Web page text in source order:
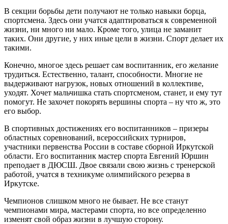
В секции борьбы дети получают не только навыки борца,
спортсмена. Здесь они учатся адаптироваться к современной
жизни, ни много ни мало. Кроме того, улица не заманит
таких. Они другие, у них иные цели в жизни. Спорт делает их
такими.
Конечно, многое здесь решает сам воспитанник, его желание
трудиться. Естественно, талант, способности. Многие не
выдерживают нагрузок, новых отношений в коллективе,
уходят. Хочет мальчишка стать спортсменом, станет, и ему тут
помогут. Не захочет покорять вершины спорта – ну что ж, это
его выбор.
В спортивных достижениях его воспитанников – призеры
областных соревнований, всероссийских турниров,
участники первенства России в составе сборной Иркутской
области. Его воспитанник мастер спорта Евгений Юршин
преподает в ДЮСШ. Двое связали свою жизнь с тренерской
работой, учатся в техникуме олимпийского резерва в
Иркутске.
Чемпионов слишком много не бывает. Не все станут
чемпионами мира, мастерами спорта, но все определенно
изменят свой образ жизни в лучшую сторону.